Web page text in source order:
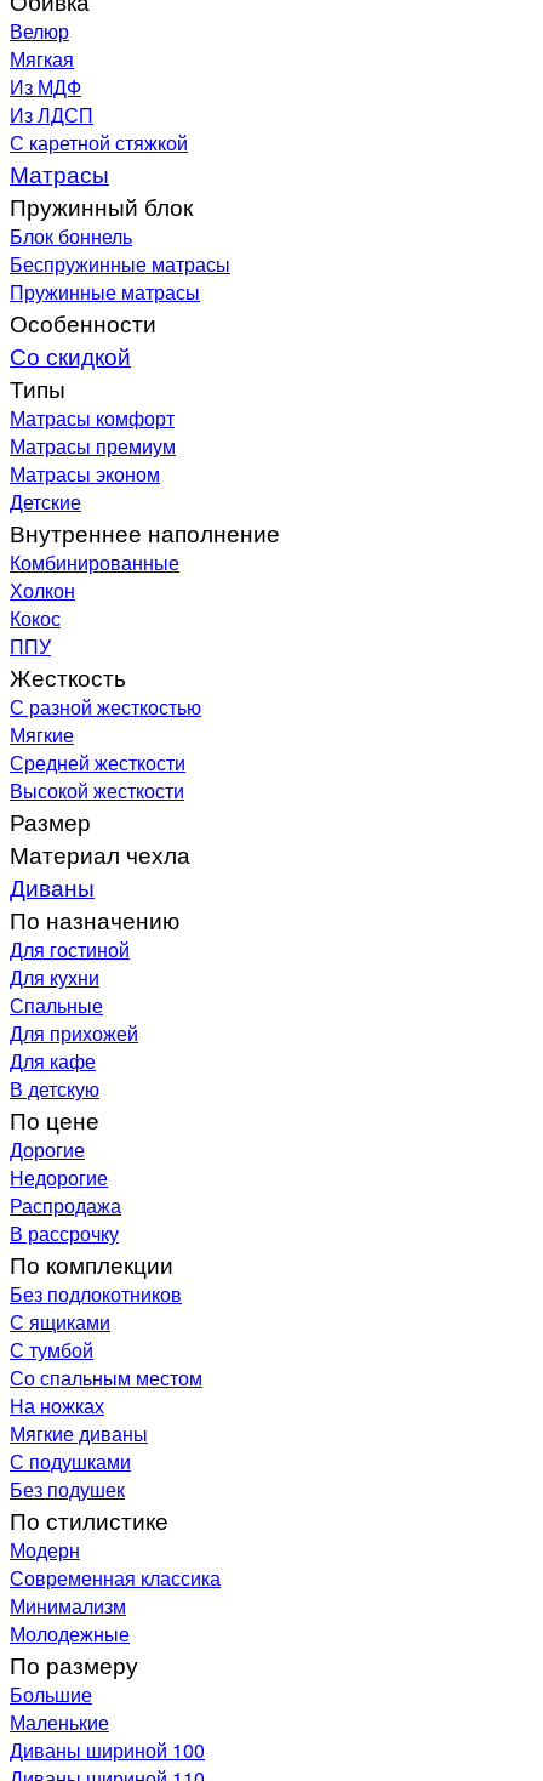
Велюр
Мягкая
Из МДФ
Из ЛДСП
С каретной стяжкой
Матрасы
Пружинный блок
Блок боннель
Беспружинные матрасы
Пружинные матрасы
Особенности
Со скидкой
Типы
Матрасы комфорт
Матрасы премиум
Матрасы эконом
Детские
Внутреннее наполнение
Комбинированные
Холкон
Кокос
ППУ
Жесткость
С разной жесткостью
Мягкие
Средней жесткости
Высокой жесткости
Размер
Материал чехла
Диваны
По назначению
Для гостиной
Для кухни
Спальные
Для прихожей
Для кафе
В детскую
По цене
Дорогие
Недорогие
Распродажа
В рассрочку
По комплекции
Без подлокотников
С ящиками
С тумбой
Со спальным местом
На ножках
Мягкие диваны
С подушками
Без подушек
По стилистике
Модерн
Современная классика
Минимализм
Молодежные
По размеру
Большие
Маленькие
Диваны шириной 100